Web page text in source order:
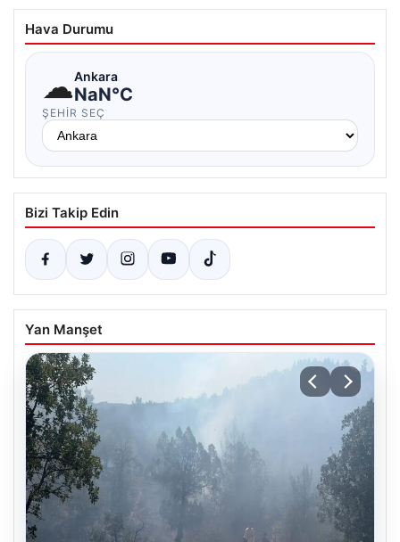
Hava Durumu
☁Ankara
NaN°C
ŞEHIR SEÇ
Bizi Takip Edin
Yan Manşet